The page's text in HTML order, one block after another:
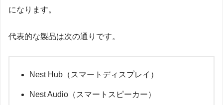
になります。
代表的な製品は次の通りです。
Nest Hub（スマートディスプレイ）
Nest Audio（スマートスピーカー）